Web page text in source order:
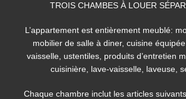
TROIS CHAMBES À LOUER
L’appartement est entièrement meublé:
mobilier de salle à diner, cuisine
vaisselle, ustentiles, produits d’entretien
cuisinière, lave-vaisselle, laveuse,
Chaque chambre inclut les articles